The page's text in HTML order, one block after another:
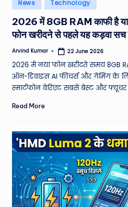
in
News Technology
2026 में 8GB RAM काफी है
फोन खरीदने से पहले यह कड़वा सच
Posted
Arvind Kumar 22 June 2026
2026 में नया फोन खरीदते समय 8GB
ऑन-डिवाइस AI फीचर्स और गेमिंग के
स्मार्टफोन वेरिएंट सबसे बेस्ट और फ्यूचर
Read More